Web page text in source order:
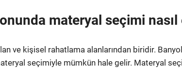
materyal seçimi
ve kişisel rahatlama alanlarından biridir.
seçimiyle mümkün hale gelir. Materyal